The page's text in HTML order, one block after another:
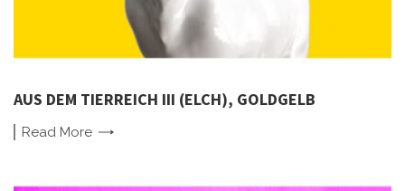
AUS DEM TIERREICH III (ELCH), GOLDGELB
Read More